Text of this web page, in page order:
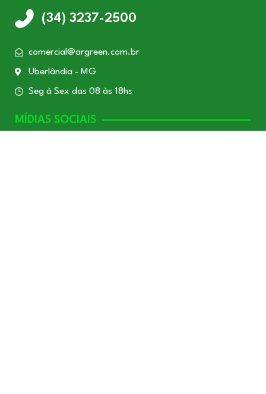
(34) 3237-2500
comercial@argreen.com.br
Uberlândia - MG
Seg à Sex das 08 às 18hs
MÍDIAS SOCIAIS